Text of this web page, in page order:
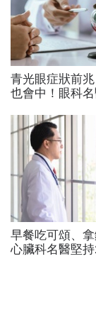
青光眼症狀前
也會中！眼科
驟」：三餐多吃
物」護眼
早餐吃可頌、
心臟科名醫堅